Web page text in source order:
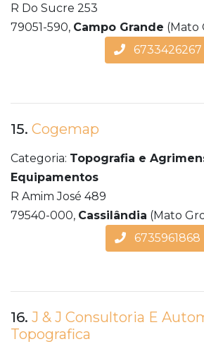
R Do Sucre 253
79051-590, Campo Grande (Mato
6733426267
15. Cogemap
Categoria: Topografia e
Equipamentos
R Amim José 489
79540-000, Cassilândia (Mato
6735961868
16. J & J Consultoria E
Topografica